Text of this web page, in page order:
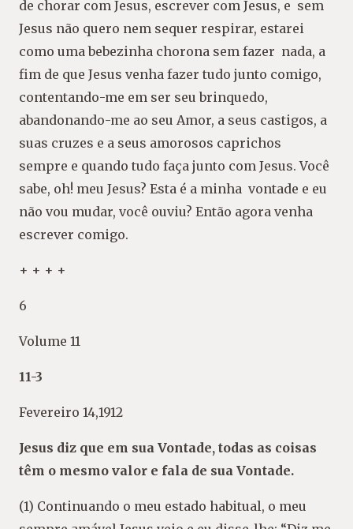
de chorar com Jesus, escrever com Jesus, e sem
Jesus não quero nem sequer respirar, estarei
como uma bebezinha chorona sem fazer nada, a
fim de que Jesus venha fazer tudo junto comigo,
contentando-me em ser seu brinquedo,
abandonando-me ao seu Amor, a seus castigos, a
suas cruzes e a seus amorosos caprichos
sempre e quando tudo faça junto com Jesus. Você
sabe, oh! meu Jesus? Esta é a minha vontade e eu
não vou mudar, você ouviu? Então agora venha
escrever comigo.
+ + + +
6
Volume 11
11-3
Fevereiro 14,1912
Jesus diz que em sua Vontade, todas as coisas
têm o mesmo valor e fala de sua Vontade.
(1) Continuando o meu estado habitual, o meu